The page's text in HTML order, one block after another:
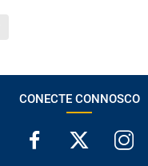
CONECTE CONNOSCO